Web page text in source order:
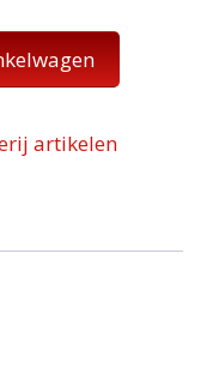
artikelen